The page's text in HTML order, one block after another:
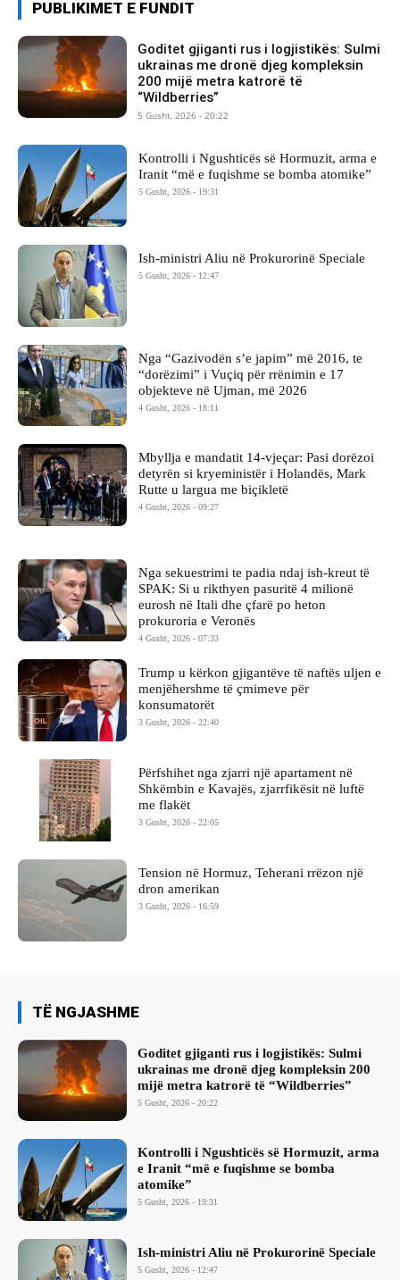
PUBLIKIMET E FUNDIT
Goditet gjiganti rus i logjistikës: Sulmi
ukrainas me dronë djeg kompleksin
200 mijë metra katrorë të
“Wildberries”
5 Gusht, 2026 - 20:22
Kontrolli i Ngushticës së Hormuzit, arma e
Iranit “më e fuqishme se bomba atomike”
5 Gusht, 2026 - 19:31
Ish-ministri ​Aliu në Prokurorinë Speciale
5 Gusht, 2026 - 12:47
Nga “Gazivodën s’e japim” më 2016, te
“dorëzimi” i Vuçiq për rrënimin e 17
objekteve në Ujman, më 2026
4 Gusht, 2026 - 18:11
Mbyllja e mandatit 14-vjeçar: Pasi dorëzoi
detyrën si kryeministër i Holandës, Mark
Rutte u largua me biçikletë
4 Gusht, 2026 - 09:27
Nga sekuestrimi te padia ndaj ish-kreut të
SPAK: Si u rikthyen pasuritë 4 milionë
eurosh në Itali dhe çfarë po heton
prokuroria e Veronës
4 Gusht, 2026 - 07:33
Trump u kërkon gjigantëve të naftës uljen e
menjëhershme të çmimeve për
konsumatorët
3 Gusht, 2026 - 22:40
Përfshihet nga zjarri një apartament në
Shkëmbin e Kavajës, zjarrfikësit në luftë
me flakët
3 Gusht, 2026 - 22:05
Tension në Hormuz, Teherani rrëzon një
dron amerikan
3 Gusht, 2026 - 16:59
TË NGJASHME
Goditet gjiganti rus i logjistikës: Sulmi
ukrainas me dronë djeg kompleksin 200
mijë metra katrorë të “Wildberries”
5 Gusht, 2026 - 20:22
Kontrolli i Ngushticës së Hormuzit, arma
e Iranit “më e fuqishme se bomba
atomike”
5 Gusht, 2026 - 19:31
Ish-ministri ​Aliu në Prokurorinë Speciale
5 Gusht, 2026 - 12:47